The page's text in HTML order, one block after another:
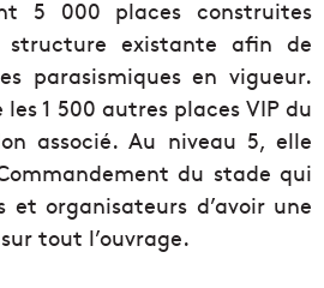
5 000 places construites
existante afin de
parasismiques en vigueur.
1 500 autres places VIP du
associé. Au niveau 5, elle
du stade qui
et organisateurs d’avoir une
tout l’ouvrage.